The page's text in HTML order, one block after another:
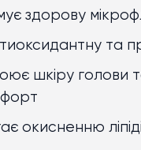
здорову
та
шкіру голови
окисненню